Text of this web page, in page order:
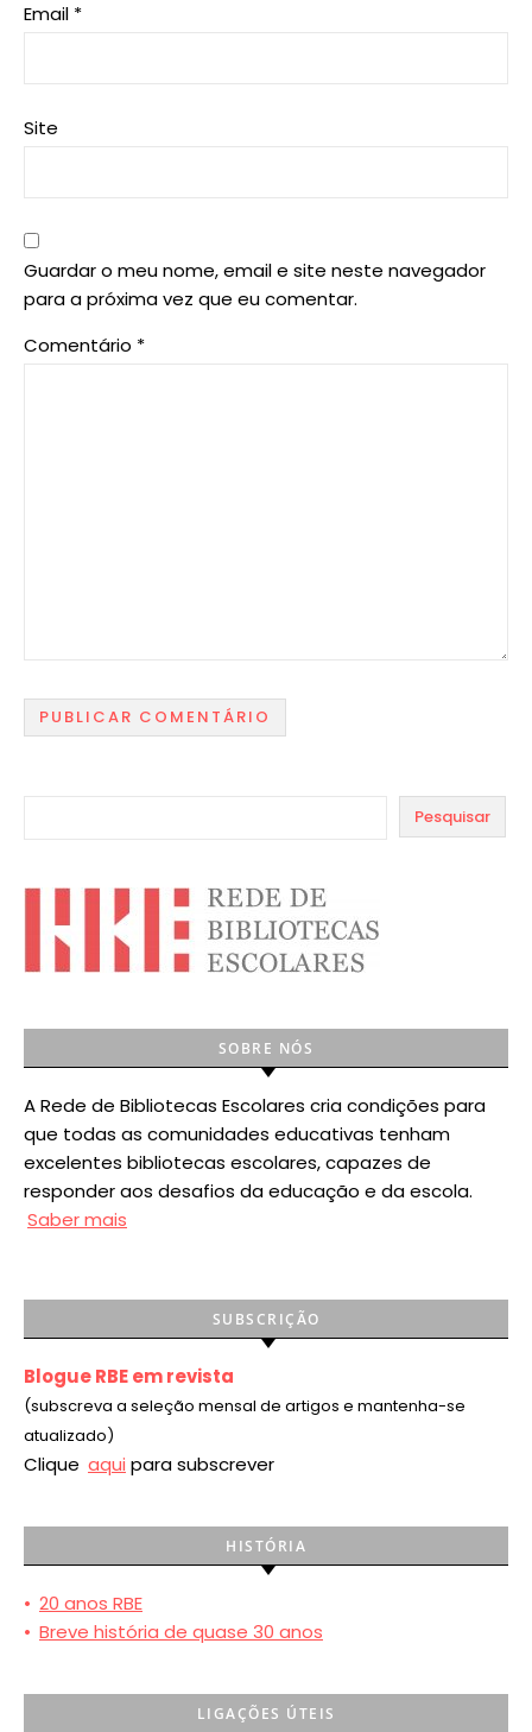
Email *
Site
Guardar o meu nome, email e site neste navegador
para a próxima vez que eu comentar.
Comentário *
Pesquisar
SOBRE NÓS
A Rede de Bibliotecas Escolares cria condições para
que todas as comunidades educativas tenham
excelentes bibliotecas escolares, capazes de
responder aos desafios da educação e da escola.
Saber mais
SUBSCRIÇÃO
Blogue RBE em revista
(subscreva a seleção mensal de artigos e mantenha-se
atualizado)
Clique aqui para subscrever
HISTÓRIA
• 20 anos RBE
• Breve história de quase 30 anos
LIGAÇÕES ÚTEIS